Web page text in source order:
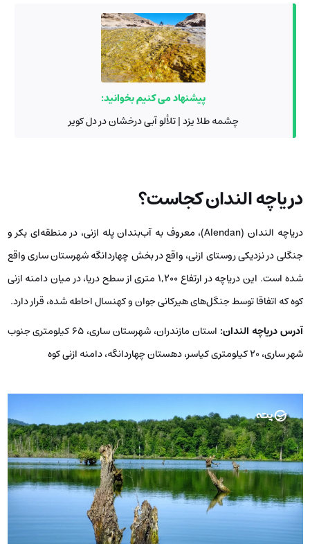
پیشنهاد می کنیم بخوانید:
چشمه طلا یزد | تلألو آبی درخشان در دل کویر
دریاچه الندان کجاست؟
دریاچه الندان (Alendan)، معروف به آب‌بندان پله ازنی، در منطقه‌ای بکر و
جنگلی در نزدیکی روستای ازنی، واقع در بخش چهاردانگه شهرستان ساری واقع
شده است. این دریاچه در ارتفاع ۱,۲۰۰ متری از سطح دریا، در میان دامنه ازنی
کوه که اتفاقا توسط جنگل‌های هیرکانی جوان و کهنسال احاطه شده، قرار دارد.
آدرس دریاچه الندان:
استان مازندران، شهرستان ساری، ۶۵ کیلومتری جنوب
شهر ساری، ۲۰ کیلومتری کیاسر، دهستان چهاردانگه، دامنه‌ ازنی کوه